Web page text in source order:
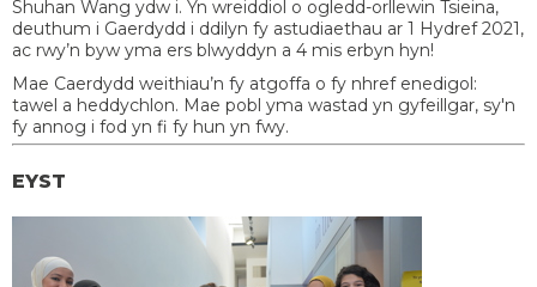
Shuhan Wang ydw i. Yn wreiddiol o ogledd-orllewin Tsieina,
deuthum i Gaerdydd i ddilyn fy astudiaethau ar 1 Hydref 2021,
ac rwy’n byw yma ers blwyddyn a 4 mis erbyn hyn!
Mae Caerdydd weithiau’n fy atgoffa o fy nhref enedigol:
tawel a heddychlon. Mae pobl yma wastad yn gyfeillgar, sy'n
fy annog i fod yn fi fy hun yn fwy.
EYST